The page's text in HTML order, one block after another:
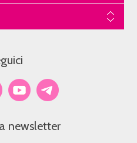
newsletter